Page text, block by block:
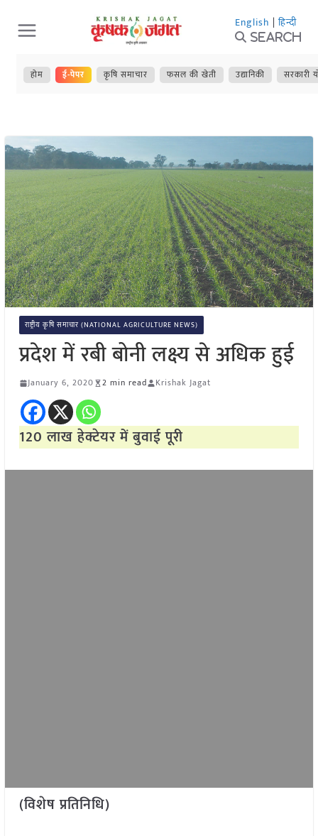
Skip
to
content
English | हिन्दी
Search
होम ई-पेपर कृषि समाचार फसल की खेती उद्यानिकी सरकारी
राष्ट्रीय कृषि समाचार (NATIONAL AGRICULTURE NEWS)
प्रदेश में रबी बोनी लक्ष्य से अधिक हुई
January 6, 2020 2 min read Krishak Jagat
120 लाख हेक्टेयर में बुवाई पूरी
(विशेष प्रतिनिधि)